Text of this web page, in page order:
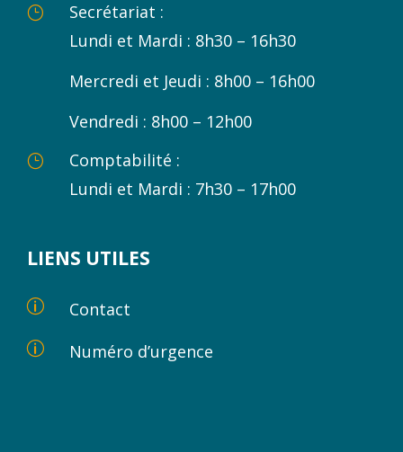
}
Secrétariat :
Lundi et Mardi : 8h30 – 16h30
Mercredi et Jeudi : 8h00 – 16h00
Vendredi : 8h00 – 12h00
}
Comptabilité :
Lundi et Mardi : 7h30 – 17h00
LIENS UTILES
p Contact
p Numéro d’urgence